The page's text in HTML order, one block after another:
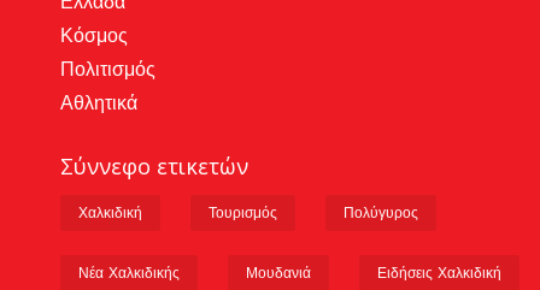
Κόσμος
Πολιτισμός
Αθλητικά
Σύννεφο ετικετών
Χαλκιδική Τουρισμός Πολύγυρος
Νέα Χαλκιδικής Μουδανιά Ειδήσεις Χαλκιδική